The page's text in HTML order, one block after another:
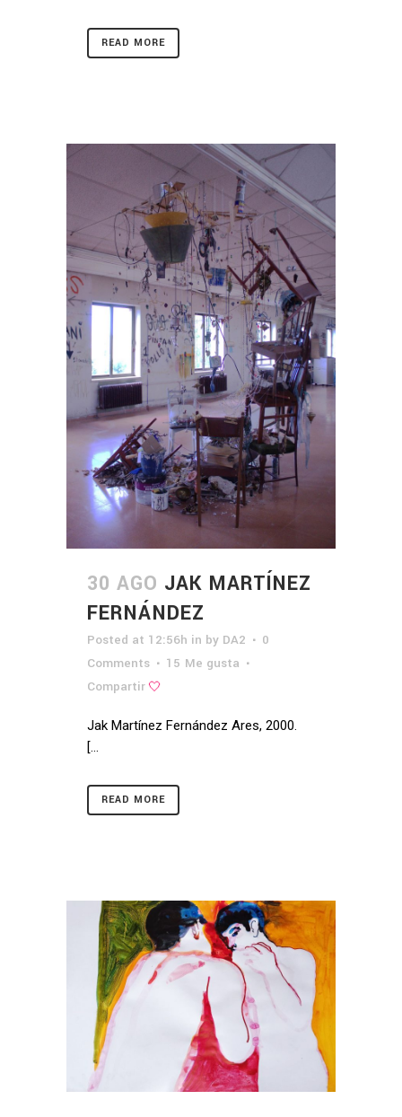
READ MORE
30 AGO JAK MARTÍNEZ
FERNÁNDEZ
Posted at 12:56h in by DA2
0
Comments
15 Me gusta
Compartir
Jak Martínez Fernández Ares, 2000.
[...
READ MORE